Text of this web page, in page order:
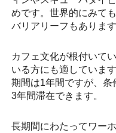
めです。世界的にみて
バリアリーフもあります
カフェ文化が根付いて
いる方にも適していま
期間は1年間ですが、
3年間滞在できます。
長期間にわたってワー